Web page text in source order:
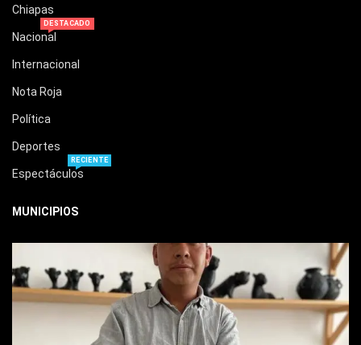
Chiapas
Nacional
DESTACADO
Internacional
Nota Roja
Política
Deportes
Espectáculos
RECIENTE
MUNICIPIOS